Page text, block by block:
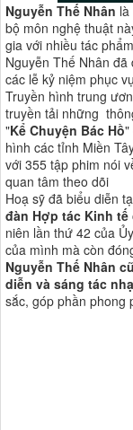
Nguyễn Thế Nhân
bộ môn nghệ thuật
gia với nhiều tác
Nguyễn Thế Nhân
các lễ kỷ niệm phục
Truyền hình trung
truyền tải những
"Kể Chuyện Bác Hồ"
hình các tỉnh Miền
với 355 tập phim nói
quan tâm theo dõi
Hoạ sỹ đã biểu diễn
đàn Hợp tác Kinh tế
niên lần thứ 42 của
của mình mà còn
Nguyễn Thế Nhân
diễn và sáng tác
sắc, góp phần phong